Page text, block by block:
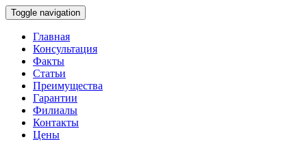
Toggle navigation
Главная
Консультация
Факты
Статьи
Преимущества
Гарантии
Филиалы
Контакты
Цены